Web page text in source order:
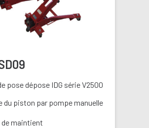
pose dépose IDG série V2500
du piston par pompe manuelle
de maintient